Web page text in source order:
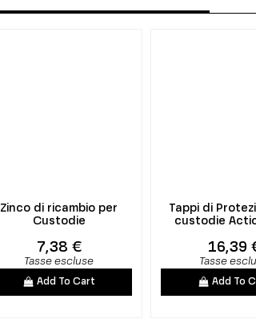
Zinco di ricambio per
Custodie
7,38 €
Tasse escluse
Add To Cart
Tappi di
custodie
16,39
Tasse
Add To